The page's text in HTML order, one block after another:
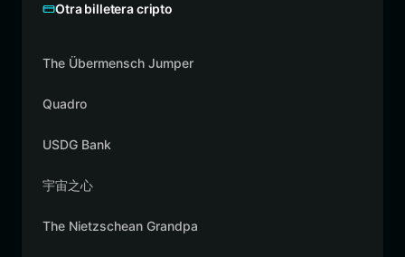
Otra billetera cripto
The Übermensch Jumper
Quadro
USDG Bank
宇宙之心
The Nietzschean Grandpa